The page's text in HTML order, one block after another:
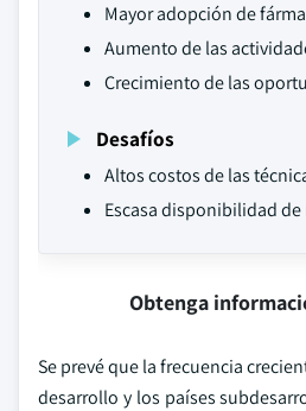
Mayor adopción de
Aumento de las
Crecimiento de las
Desafíos
Altos costos de las
Escasa disponibilidad
Obtenga
Se prevé que la frecuencia
desarrollo y los países